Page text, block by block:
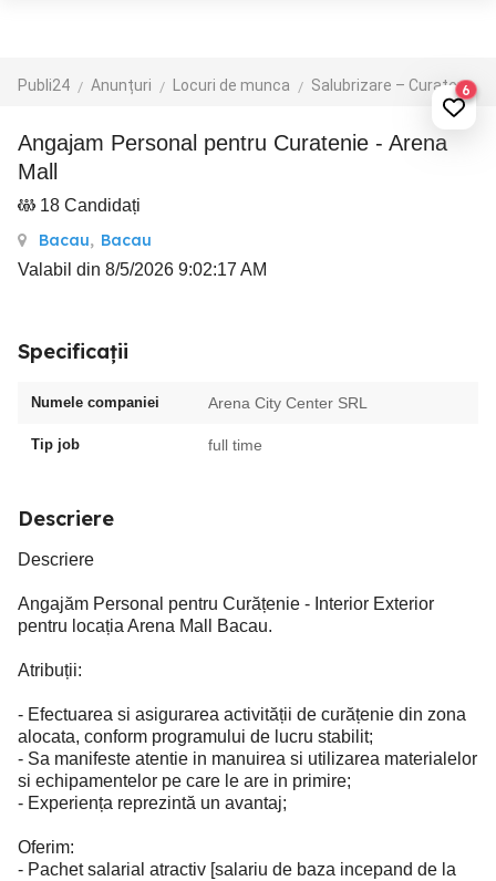
Publi24 Anunțuri Locuri de munca Salubrizare – Curatenie – Dezinsectie6
Angajam Personal pentru Curatenie - Arena
Mall
18 Candidați
Bacau, Bacau
Valabil din 8/5/2026 9:02:17 AM
Specificații
Numele companiei Arena City Center SRL
Tip job full time
Descriere
Descriere
Angajăm Personal pentru Curățenie - Interior Exterior
pentru locația Arena Mall Bacau.
Atribuții:
- Efectuarea si asigurarea activității de curățenie din zona
alocata, conform programului de lucru stabilit;
- Sa manifeste atentie in manuirea si utilizarea materialelor
si echipamentelor pe care le are in primire;
- Experiența reprezintă un avantaj;
Oferim:
- Pachet salarial atractiv [salariu de baza incepand de la